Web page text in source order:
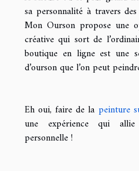
sa personnalité à travers
Mon Ourson propose une
créative qui sort de
boutique en ligne est une
d’ourson que l’on peut
Eh oui, faire de la peinture
une expérience qui
personnelle !